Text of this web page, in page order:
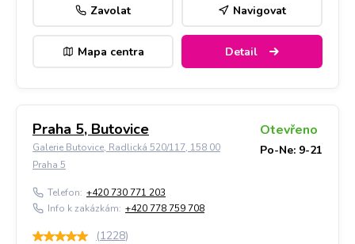
Zavolat Navigovat
Mapa centra Detail
Praha 5, Butovice
Galerie Butovice, Radlická 520/117, 158 00
Praha 5
Otevřeno
Po-Ne: 9-21
Telefon: +420 730 771 203
Info k zakázkám: +420 778 759 708
(1228)